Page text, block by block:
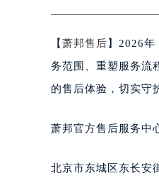
深圳
惠州
厦门
成都
长沙
【萧邦售后】2026
务范围、重塑服务流
的售后体验，切实守
萧邦官方售后服务中
北京市东城区东长安